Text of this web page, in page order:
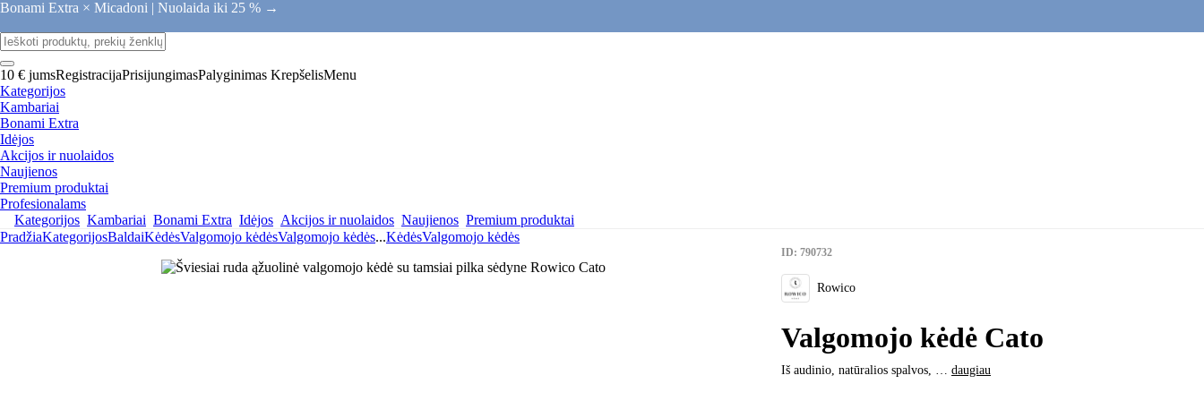
Bonami Extra × Micadoni | Nuolaida iki 25 % →
10 € jumsRegistracijaPrisijungimasPalyginimas KrepšelisMenu
Kategorijos
Kambariai
Bonami Extra
Idėjos
Akcijos ir nuolaidos
Naujienos
Premium produktai
Profesionalams
Kategorijos Kambariai Bonami Extra Idėjos Akcijos ir nuolaidos Naujienos Premium produktai
PradžiaKategorijosBaldaiKėdėsValgomojo kėdėsValgomojo kėdės...KėdėsValgomojo kėdės
ID: 790732
Rowico
Valgomojo kėdė Cato
Iš audinio, natūralios spalvos, … daugiau